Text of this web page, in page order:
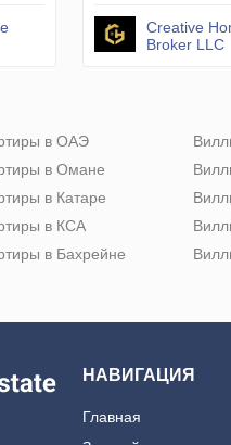
Creative
Broker LLC
в ОАЭ
в Омане
в Катаре
в КСА
в Бахрейне
НАВИГАЦИЯ
Главная